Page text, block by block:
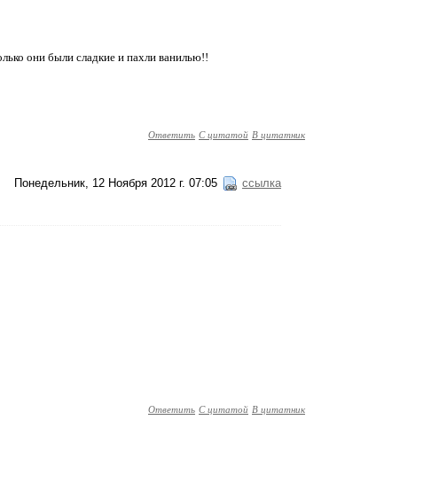
они были сладкие и пахли ванилью!!
Ответить С цитатой В цитатник
Понедельник, 12 Ноября 2012 г. 07:05 ссылка
Ответить С цитатой В цитатник